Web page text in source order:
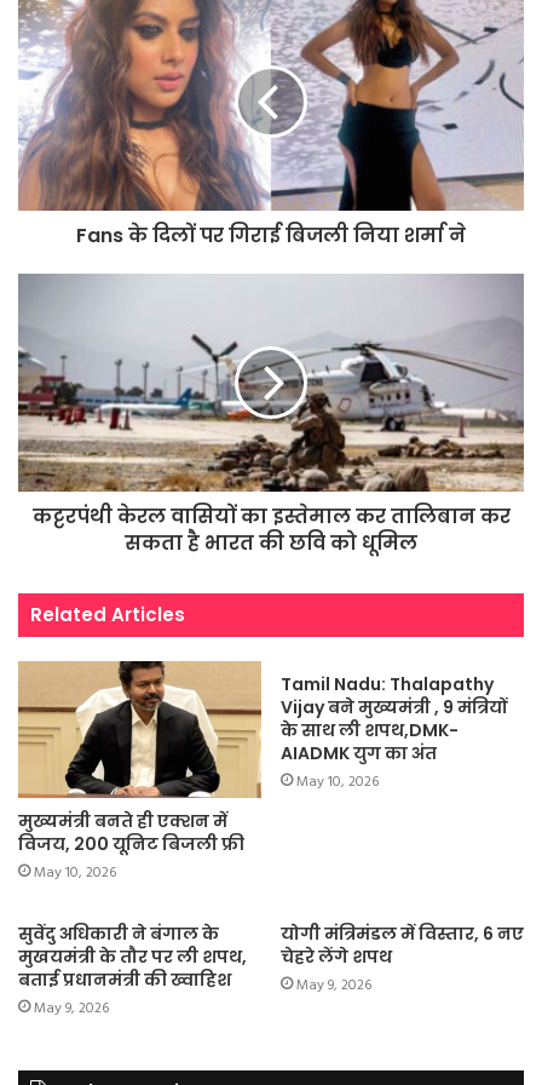
अपर आवास आयुक्त एवं सचिव नीरज
शुक्ला ने वृंदावन योजना स्थित कार्यालय
परिसर का किया गया औचक निरीक्षण
Fans के दिलों पर गिराई बिजली निया शर्मा ने
कट्टरपंथी केरल वासियों का इस्तेमाल कर तालिबान कर
सकता है भारत की छवि को धूमिल
Related Articles
मुख्यमंत्री बनते ही एक्शन में
विजय, 200 यूनिट बिजली फ्री
May 10, 2026
Tamil Nadu: Thalapathy
Vijay बने मुख्यमंत्री , 9 मंत्रियों
के साथ ली शपथ,DMK-
AIADMK युग का अंत
May 10, 2026
सुवेंदु अधिकारी ने बंगाल के
मुखयमंत्री के तौर पर ली शपथ,
बताई प्रधानमंत्री की ख्वाहिश
May 9, 2026
योगी मंत्रिमंडल में विस्तार, 6 नए
चेहरे लेंगे शपथ
May 9, 2026